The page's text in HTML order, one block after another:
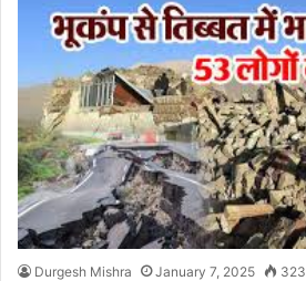
Durgesh Mishra January 7, 2025 323